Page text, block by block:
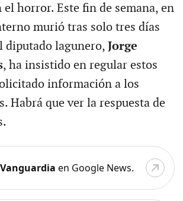
horror. Este fin de semana, en
murió tras solo tres días
diputado lagunero, Jorge
, ha insistido en regular estos
información a los
Habrá que ver la respuesta de
Vanguardia en Google News.